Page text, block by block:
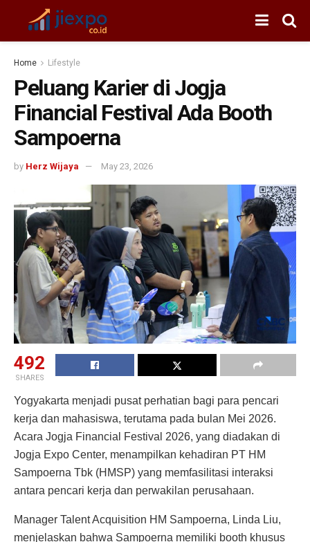
Home Lifestyle
Peluang Karier di Jogja
Financial Festival Ada Booth
Sampoerna
by Herz Wijaya May 23, 2026
492
SHARES
Yogyakarta menjadi pusat perhatian bagi para pencari
kerja dan mahasiswa, terutama pada bulan Mei 2026.
Acara Jogja Financial Festival 2026, yang diadakan di
Jogja Expo Center, menampilkan kehadiran PT HM
Sampoerna Tbk (HMSP) yang memfasilitasi interaksi
antara pencari kerja dan perwakilan perusahaan.
Manager Talent Acquisition HM Sampoerna, Linda Liu,
menjelaskan bahwa Sampoerna memiliki booth khusus